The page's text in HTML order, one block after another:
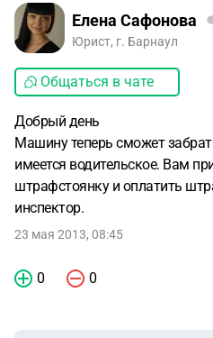
Елена Сафонова
Юрист, г. Барнаул
Общаться в чате
Добрый день
Машину теперь сможет
имеется водительское. Вам
штрафстоянку и оплатить
инспектор.
23 мая 2013, 08:45
0 0